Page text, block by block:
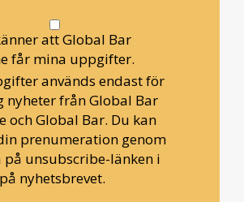
att Global Bar
får mina uppgifter.
används endast för
nyheter från Global Bar
och Global Bar. Du kan
prenumeration genom
på unsubscribe-länken i
nyhetsbrevet.